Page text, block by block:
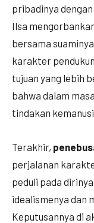
pribadinya
Ilsa
bersama
karakter
tujuan yang lebih
bahwa dalam
tindakan
Terakhir,
perjalanan
peduli pada
idealismenya dan
Keputusannya di